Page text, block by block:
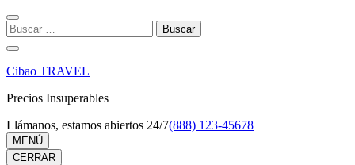
Saltar
al
contenido
(presiona
la
Intro)
Buscar:
Cibao TRAVEL
Precios Insuperables
Llámanos, estamos abiertos 24/7(888) 123-45678
MENÚ
CERRAR